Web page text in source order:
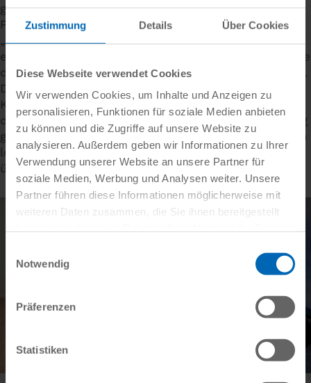
Zustimmung Details Über Cookies
Diese Webseite verwendet Cookies
Wir verwenden Cookies, um Inhalte und Anzeigen zu
personalisieren, Funktionen für soziale Medien anbieten
zu können und die Zugriffe auf unsere Website zu
analysieren. Außerdem geben wir Informationen zu Ihrer
Verwendung unserer Website an unsere Partner für
soziale Medien, Werbung und Analysen weiter. Unsere
Partner führen diese Informationen möglicherweise mit
weiteren Daten zusammen, die Sie ihnen bereitgestellt
Notwendig
Präferenzen
Statistiken
gemeinsamem Nenner im Fokus. Dr. Thomas Keul,
Partner und Geschäftsführer von Elvaston dazu:
„Mit der Akquise der Dietrich’s Technology AG
eröffnen wir uns mit Hilfe der CAD/CAM-Technologie
den Holzbaumarkt. Was sich hier tut, fasziniert uns.
Dietrich’s jahrzehntelange Expertise, der riesige
Kundenstamm und zugleich die Chancen mit den
digitalen Werkzeugen für den Holzbau einen Beitrag
gegen den Klimawandel und für nachhaltiges Bauen
leisten zu können - dieses Gesamtpaket hat uns
überzeugt!“